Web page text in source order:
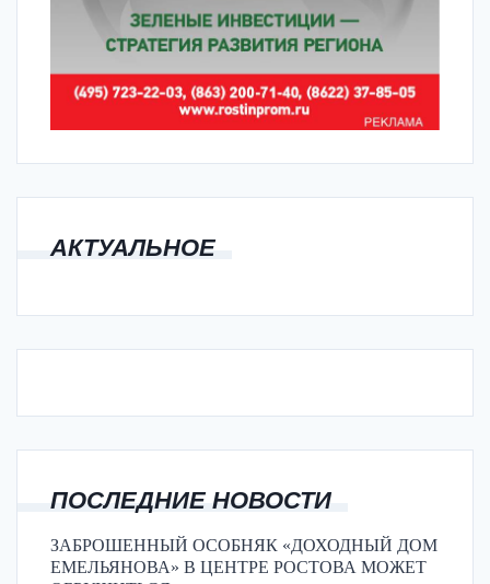
АКТУАЛЬНОЕ
ПОСЛЕДНИЕ НОВОСТИ
ЗАБРОШЕННЫЙ ОСОБНЯК «ДОХОДНЫЙ ДОМ
ЕМЕЛЬЯНОВА» В ЦЕНТРЕ РОСТОВА МОЖЕТ